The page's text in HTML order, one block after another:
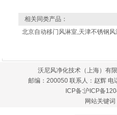
相关同类产品：
北京自动移门风淋室,天津不锈钢风
沃尼风净化技术（上海）有
邮编：200050 联系人：赵辉
ICP备:沪ICP备
网站关键